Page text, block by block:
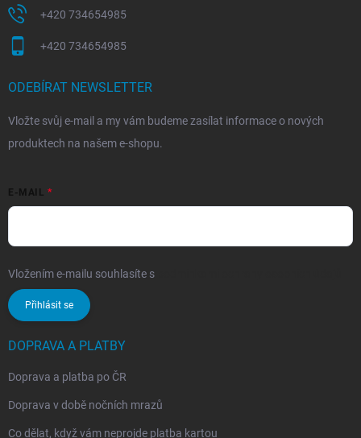
+420 734654985
+420 734654985
ODEBÍRAT NEWSLETTER
Vložte svůj e-mail a my vám budeme zasílat informace o nových
produktech na našem e-shopu.
E-MAIL
Vložením e-mailu souhlasíte s
Přihlásit se
DOPRAVA A PLATBY
Doprava a platba po ČR
Doprava v době nočních mrazů
Co dělat, když vám neprojde platba kartou